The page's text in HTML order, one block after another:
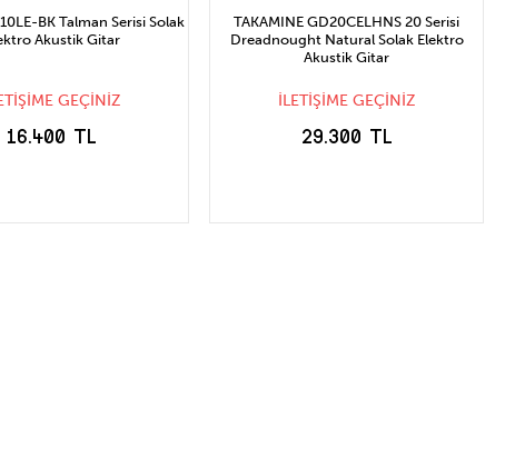
BK Talman Serisi Solak
Akustik Gitar
GEÇİNİZ
16.400 TL
TAKAMINE GD20CELHNS 20 Serisi
Dreadnought Natural Solak Elektro
Akustik Gitar
İLETİŞİME GEÇİNİZ
29.300 TL